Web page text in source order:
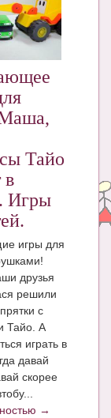
Тайо
в
Игры
игры для
друзья
решили
с
Тайо. А
играть в
давай
скорее
→